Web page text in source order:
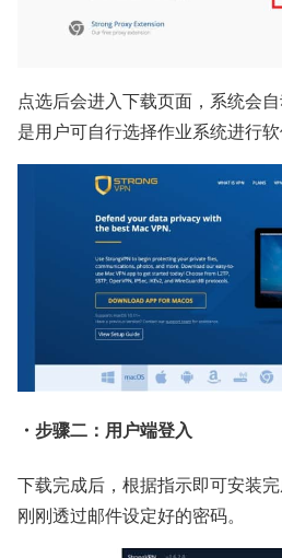
点选后会进入下载页面，系统会
是用户可自行选择作业系统进行软
・步骤二：用户端登入
下载完成后，根据指示即可安装
刚刚透过邮件设定好的密码。